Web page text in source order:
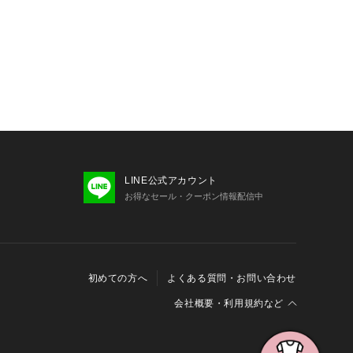
LINE公式アカウント
お得なセール・クーポン情報配信中
初めての方へ よくある質問・お問い合わせ
会社概要・利用規約など
特定商取引に関する法律に基づく表示
Cookieおよびアクセスログについて